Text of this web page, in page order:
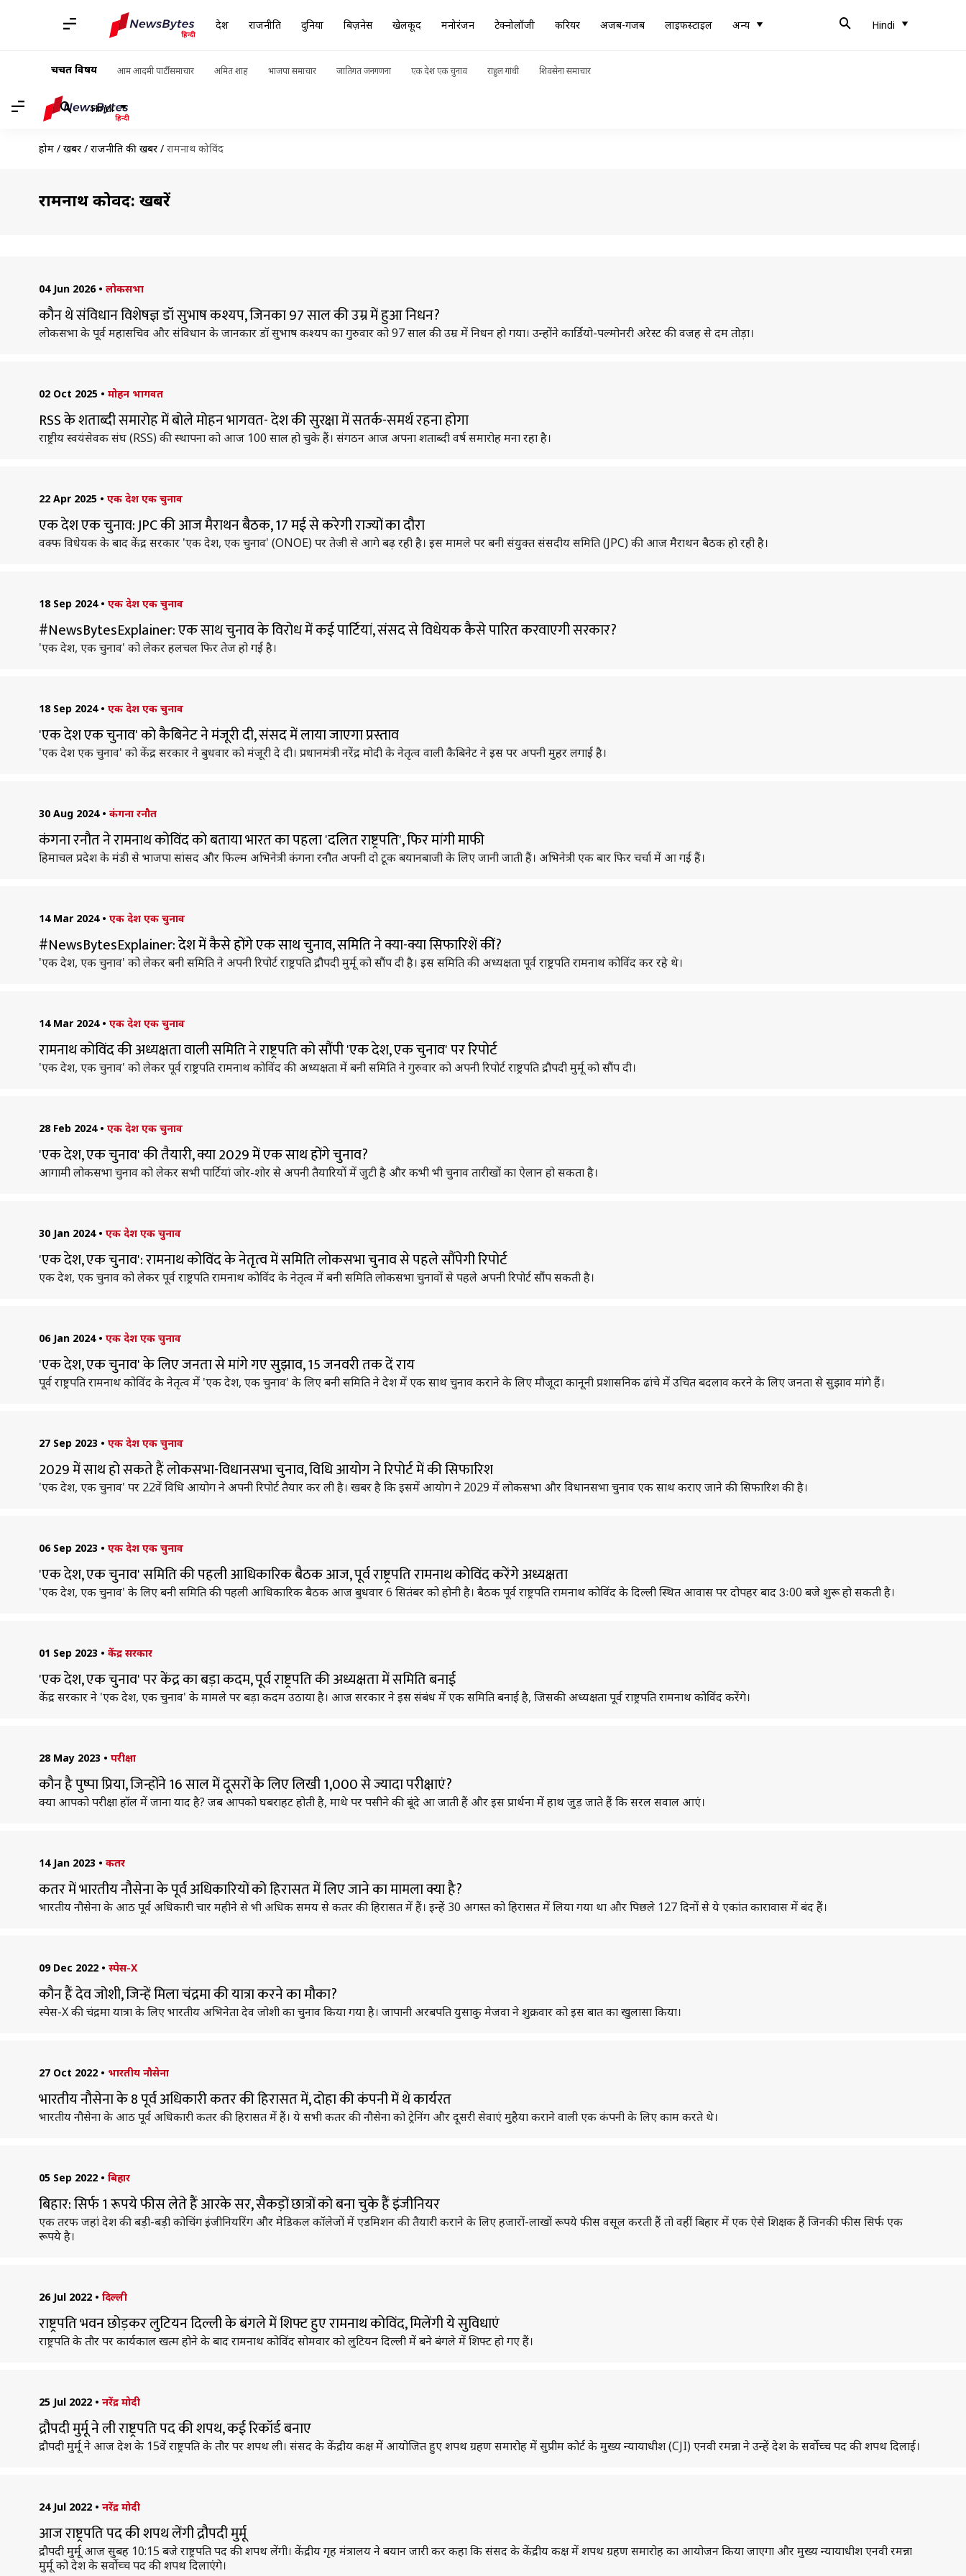
देश राजनीति दुनिया बिज़नेस खेलकूद मनोरंजन टेक्नोलॉजी करियर अजब-गजब लाइफस्टाइल अन्य Hindi
चर्चित विषय आम आदमी पार्टी समाचार अमित शाह भाजपा समाचार जातिगत जनगणना एक देश एक चुनाव राहुल गांधी शिवसेना समाचार
Hindi
होम / खबरें / राजनीति की खबरें / रामनाथ कोविंद
रामनाथ कोविंद: खबरें
04 Jun 2026 • लोकसभा
कौन थे संविधान विशेषज्ञ डॉ सुभाष कश्यप, जिनका 97 साल की उम्र में हुआ निधन?
लोकसभा के पूर्व महासचिव और संविधान के जानकार डॉ सुभाष कश्यप का गुरुवार को 97 साल की उम्र में निधन हो गया। उन्होंने कार्डियो-पल्मोनरी अरेस्ट की वजह से दम तोड़ा।
02 Oct 2025 • मोहन भागवत
RSS के शताब्दी समारोह में बोले मोहन भागवत- देश की सुरक्षा में सतर्क-समर्थ रहना होगा
राष्ट्रीय स्वयंसेवक संघ (RSS) की स्थापना को आज 100 साल हो चुके हैं। संगठन आज अपना शताब्दी वर्ष समारोह मना रहा है।
22 Apr 2025 • एक देश एक चुनाव
एक देश एक चुनाव: JPC की आज मैराथन बैठक, 17 मई से करेगी राज्यों का दौरा
वक्फ विधेयक के बाद केंद्र सरकार 'एक देश, एक चुनाव' (ONOE) पर तेजी से आगे बढ़ रही है। इस मामले पर बनी संयुक्त संसदीय समिति (JPC) की आज मैराथन बैठक हो रही है।
18 Sep 2024 • एक देश एक चुनाव
#NewsBytesExplainer: एक साथ चुनाव के विरोध में कई पार्टियां, संसद से विधेयक कैसे पारित करवाएगी सरकार?
'एक देश, एक चुनाव' को लेकर हलचल फिर तेज हो गई है।
18 Sep 2024 • एक देश एक चुनाव
'एक देश एक चुनाव' को कैबिनेट ने मंजूरी दी, संसद में लाया जाएगा प्रस्ताव
'एक देश एक चुनाव' को केंद्र सरकार ने बुधवार को मंजूरी दे दी। प्रधानमंत्री नरेंद्र मोदी के नेतृत्व वाली कैबिनेट ने इस पर अपनी मुहर लगाई है।
30 Aug 2024 • कंगना रनौत
कंगना रनौत ने रामनाथ कोविंद को बताया भारत का पहला 'दलित राष्ट्रपति', फिर मांगी माफी
हिमाचल प्रदेश के मंडी से भाजपा सांसद और फिल्म अभिनेत्री कंगना रनौत अपनी दो टूक बयानबाजी के लिए जानी जाती हैं। अभिनेत्री एक बार फिर चर्चा में आ गई हैं।
14 Mar 2024 • एक देश एक चुनाव
#NewsBytesExplainer: देश में कैसे होंगे एक साथ चुनाव, समिति ने क्या-क्या सिफारिशें कीं?
'एक देश, एक चुनाव' को लेकर बनी समिति ने अपनी रिपोर्ट राष्ट्रपति द्रौपदी मुर्मू को सौंप दी है। इस समिति की अध्यक्षता पूर्व राष्ट्रपति रामनाथ कोविंद कर रहे थे।
14 Mar 2024 • एक देश एक चुनाव
रामनाथ कोविंद की अध्यक्षता वाली समिति ने राष्ट्रपति को सौंपी 'एक देश, एक चुनाव' पर रिपोर्ट
'एक देश, एक चुनाव' को लेकर पूर्व राष्ट्रपति रामनाथ कोविंद की अध्यक्षता में बनी समिति ने गुरुवार को अपनी रिपोर्ट राष्ट्रपति द्रौपदी मुर्मू को सौंप दी।
28 Feb 2024 • एक देश एक चुनाव
'एक देश, एक चुनाव' की तैयारी, क्या 2029 में एक साथ होंगे चुनाव?
आगामी लोकसभा चुनाव को लेकर सभी पार्टियां जोर-शोर से अपनी तैयारियों में जुटी है और कभी भी चुनाव तारीखों का ऐलान हो सकता है।
30 Jan 2024 • एक देश एक चुनाव
'एक देश, एक चुनाव': रामनाथ कोविंद के नेतृत्व में समिति लोकसभा चुनाव से पहले सौंपेगी रिपोर्ट
एक देश, एक चुनाव को लेकर पूर्व राष्ट्रपति रामनाथ कोविंद के नेतृत्व में बनी समिति लोकसभा चुनावों से पहले अपनी रिपोर्ट सौंप सकती है।
06 Jan 2024 • एक देश एक चुनाव
'एक देश, एक चुनाव' के लिए जनता से मांगे गए सुझाव, 15 जनवरी तक दें राय
पूर्व राष्ट्रपति रामनाथ कोविंद के नेतृत्व में 'एक देश, एक चुनाव' के लिए बनी समिति ने देश में एक साथ चुनाव कराने के लिए मौजूदा कानूनी प्रशासनिक ढांचे में उचित बदलाव करने के लिए जनता से सुझाव मांगे हैं।
27 Sep 2023 • एक देश एक चुनाव
2029 में साथ हो सकते हैं लोकसभा-विधानसभा चुनाव, विधि आयोग ने रिपोर्ट में की सिफारिश
'एक देश, एक चुनाव' पर 22वें विधि आयोग ने अपनी रिपोर्ट तैयार कर ली है। खबर है कि इसमें आयोग ने 2029 में लोकसभा और विधानसभा चुनाव एक साथ कराए जाने की सिफारिश की है।
06 Sep 2023 • एक देश एक चुनाव
'एक देश, एक चुनाव' समिति की पहली आधिकारिक बैठक आज, पूर्व राष्ट्रपति रामनाथ कोविंद करेंगे अध्यक्षता
'एक देश, एक चुनाव' के लिए बनी समिति की पहली आधिकारिक बैठक आज बुधवार 6 सितंबर को होनी है। बैठक पूर्व राष्ट्रपति रामनाथ कोविंद के दिल्ली स्थित आवास पर दोपहर बाद 3ः00 बजे शुरू हो सकती है।
01 Sep 2023 • केंद्र सरकार
'एक देश, एक चुनाव' पर केंद्र का बड़ा कदम, पूर्व राष्ट्रपति की अध्यक्षता में समिति बनाई
केंद्र सरकार ने 'एक देश, एक चुनाव' के मामले पर बड़ा कदम उठाया है। आज सरकार ने इस संबंध में एक समिति बनाई है, जिसकी अध्यक्षता पूर्व राष्ट्रपति रामनाथ कोविंद करेंगे।
28 May 2023 • परीक्षा
कौन है पुष्पा प्रिया, जिन्होंने 16 साल में दूसरों के लिए लिखी 1,000 से ज्यादा परीक्षाएं?
क्या आपको परीक्षा हॉल में जाना याद है? जब आपको घबराहट होती है, माथे पर पसीने की बूंदे आ जाती हैं और इस प्रार्थना में हाथ जुड़ जाते हैं कि सरल सवाल आएं।
14 Jan 2023 • कतर
कतर में भारतीय नौसेना के पूर्व अधिकारियों को हिरासत में लिए जाने का मामला क्या है?
भारतीय नौसेना के आठ पूर्व अधिकारी चार महीने से भी अधिक समय से कतर की हिरासत में हैं। इन्हें 30 अगस्त को हिरासत में लिया गया था और पिछले 127 दिनों से ये एकांत कारावास में बंद हैं।
09 Dec 2022 • स्पेस-X
कौन हैं देव जोशी, जिन्हें मिला चंद्रमा की यात्रा करने का मौका?
स्पेस-X की चंद्रमा यात्रा के लिए भारतीय अभिनेता देव जोशी का चुनाव किया गया है। जापानी अरबपति युसाकु मेजवा ने शुक्रवार को इस बात का खुलासा किया।
27 Oct 2022 • भारतीय नौसेना
भारतीय नौसेना के 8 पूर्व अधिकारी कतर की हिरासत में, दोहा की कंपनी में थे कार्यरत
भारतीय नौसेना के आठ पूर्व अधिकारी कतर की हिरासत में हैं। ये सभी कतर की नौसेना को ट्रेनिंग और दूसरी सेवाएं मुहैया कराने वाली एक कंपनी के लिए काम करते थे।
05 Sep 2022 • बिहार
बिहार: सिर्फ 1 रूपये फीस लेते हैं आरके सर, सैकड़ों छात्रों को बना चुके हैं इंजीनियर
एक तरफ जहां देश की बड़ी-बड़ी कोचिंग इंजीनियरिंग और मेडिकल कॉलेजों में एडमिशन की तैयारी कराने के लिए हजारों-लाखों रूपये फीस वसूल करती हैं तो वहीं बिहार में एक ऐसे शिक्षक हैं जिनकी फीस सिर्फ एक
रूपये है।
26 Jul 2022 • दिल्ली
राष्ट्रपति भवन छोड़कर लुटियन दिल्ली के बंगले में शिफ्ट हुए रामनाथ कोविंद, मिलेंगी ये सुविधाएं
राष्ट्रपति के तौर पर कार्यकाल खत्म होने के बाद रामनाथ कोविंद सोमवार को लुटियन दिल्ली में बने बंगले में शिफ्ट हो गए हैं।
25 Jul 2022 • नरेंद्र मोदी
द्रौपदी मुर्मू ने ली राष्ट्रपति पद की शपथ, कई रिकॉर्ड बनाए
द्रौपदी मुर्मू ने आज देश के 15वें राष्ट्रपति के तौर पर शपथ ली। संसद के केंद्रीय कक्ष में आयोजित हुए शपथ ग्रहण समारोह में सुप्रीम कोर्ट के मुख्य न्यायाधीश (CJI) एनवी रमन्ना ने उन्हें देश के सर्वोच्च पद की शपथ दिलाई।
24 Jul 2022 • नरेंद्र मोदी
आज राष्ट्रपति पद की शपथ लेंगी द्रौपदी मुर्मू
द्रौपदी मुर्मू आज सुबह 10:15 बजे राष्ट्रपति पद की शपथ लेंगी। केंद्रीय गृह मंत्रालय ने बयान जारी कर कहा कि संसद के केंद्रीय कक्ष में शपथ ग्रहण समारोह का आयोजन किया जाएगा और मुख्य न्यायाधीश एनवी रमन्ना
मुर्मू को देश के सर्वोच्च पद की शपथ दिलाएंगे।